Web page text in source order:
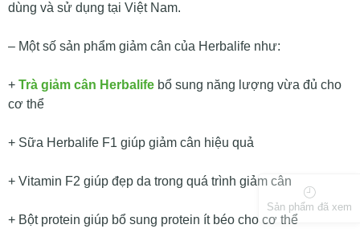
dùng và sử dụng tại Việt Nam.
– Một số sản phẩm giảm cân của Herbalife như:
+ Trà giảm cân Herbalifebổ sung năng lượng vừa đủ cho
cơ thể
+ Sữa Herbalife F1 giúp giảm cân hiệu quả
+ Vitamin F2 giúp đẹp da trong quá trình giảm cân
+ Bột protein giúp bổ sung protein ít béo cho cơ thể
Sản phẩm đã xem